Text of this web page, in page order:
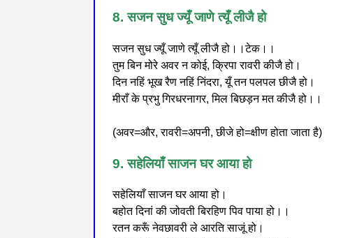
8. सजन सुध ज्यूँ जाणे त्यूँ लीजै हो
सजन सुध ज्यूँ जाणे त्यूँ लीजै हो।।टेक।।
तुम बिन मोरे अवर न कोई, क्रिपा रावरी कीजै हो।
दिन नहिं भूख रैण नहिं निंदरा, यूँ तन पलपल छीजै हो।
मीराँ के प्रभु गिरधरनागर, मिल बिछड़न मत कीजै हो।।
(अवर=और, रावरी=अपनी, छीजे हो=क्षीण होता जाता है)
9. सहेलियाँ साजन घर आया हो
सहेलियाँ साजन घर आया हो।
बहोत दिनां की जोवती बिरहिण पिव पाया हो।।
रतन करूँ नेवछावरी ले आरति साजूं हो।